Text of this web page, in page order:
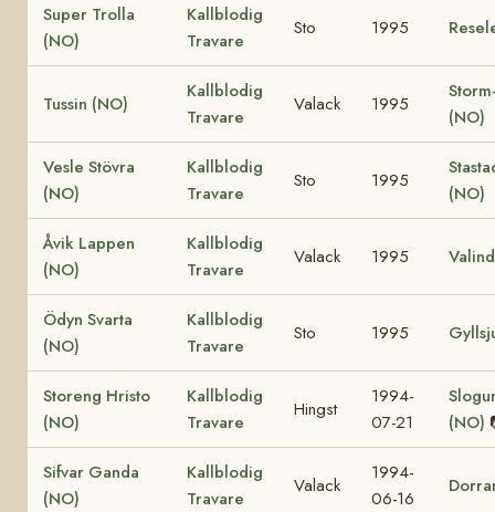
Super Trolla
(NO)
Kallblodig
Travare
Sto 1995
Tussin (NO)
Kallblodig
Travare
Valack 1995
(NO)
Vesle Stövra
(NO)
Kallblodig
Travare
Sto 1995
(NO)
Åvik Lappen
(NO)
Kallblodig
Travare
Valack 1995
Ödyn Svarta
(NO)
Kallblodig
Travare
Sto 1995
Storeng Hristo
(NO)
Kallblodig
Travare
Hingst
1994-
07-21
(NO)
Sifvar Ganda
(NO)
Kallblodig
Travare
Valack
1994-
06-16